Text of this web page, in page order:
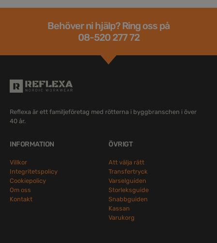
Behöver ni hjälp? Ring oss på
08-520 277 72
Reflexa är ett familjeföretag med rötterna i byggbranschen i över
40 år.
INFORMATION
Villkor
Integritetspolicy
Cookiepolicy
Om oss
Kontakt
ÖVRIGT
Att välja rätt
Transfertryck
Varselguiden
Storleksguide
Snabbguiden
Kassan
Varukorg